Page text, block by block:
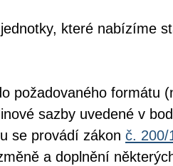
které nabízíme
požadovaného formátu
sazby uvedené v
se provádí zákon č. 200/
a doplnění